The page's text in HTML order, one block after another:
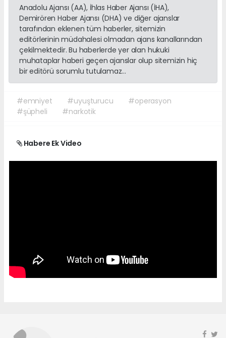
Anadolu Ajansı (AA), İhlas Haber Ajansı (İHA),
Demirören Haber Ajansı (DHA) ve diğer ajanslar
tarafından eklenen tüm haberler, sitemizin
editörlerinin müdahalesi olmadan ajans kanallarından
çekilmektedir. Bu haberlerde yer alan hukuki
muhataplar haberi geçen ajanslar olup sitemizin hiç
bir editörü sorumlu tutulamaz...
#emniyet #uyuşturucu
#operasyon
#şüpheli
#narkotik
Habere Ek Video